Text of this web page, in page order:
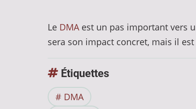
Le DMAest un pas important vers
sera son impact concret, mais il
Étiquettes
DMA